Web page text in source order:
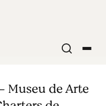
Museu de Arte